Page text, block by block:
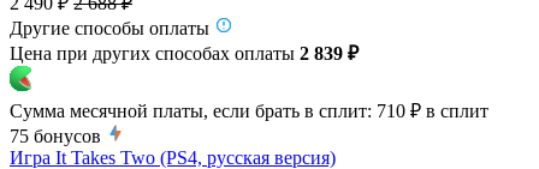
Другие способы оплаты
Цена при других способах оплаты 2 839 ₽
Сумма месячной платы, если брать в сплит: 710 ₽ в сплит
75 бонусов
Игра It Takes Two (PS4, русская версия)